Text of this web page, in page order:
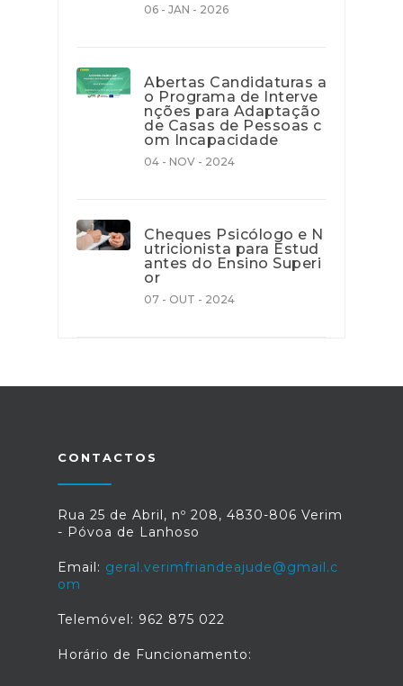
06 - JAN - 2026
Abertas Candidaturas a
o Programa de Interve
nções para Adaptação
de Casas de Pessoas c
om Incapacidade
04 - NOV - 2024
Cheques Psicólogo e N
utricionista para Estud
antes do Ensino Superi
or
07 - OUT - 2024
CONTACTOS
Rua 25 de Abril, nº 208, 4830-806 Verim
- Póvoa de Lanhoso
Email: geral.verimfriandeajude@gmail.c
om
Telemóvel: 962 875 022
Horário de Funcionamento: